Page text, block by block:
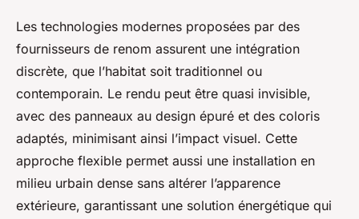
Les technologies modernes proposées par des
fournisseurs de renom assurent une intégration
discrète, que l’habitat soit traditionnel ou
contemporain. Le rendu peut être quasi invisible,
avec des panneaux au design épuré et des coloris
adaptés, minimisant ainsi l’impact visuel. Cette
approche flexible permet aussi une installation en
milieu urbain dense sans altérer l’apparence
extérieure, garantissant une solution énergétique qui